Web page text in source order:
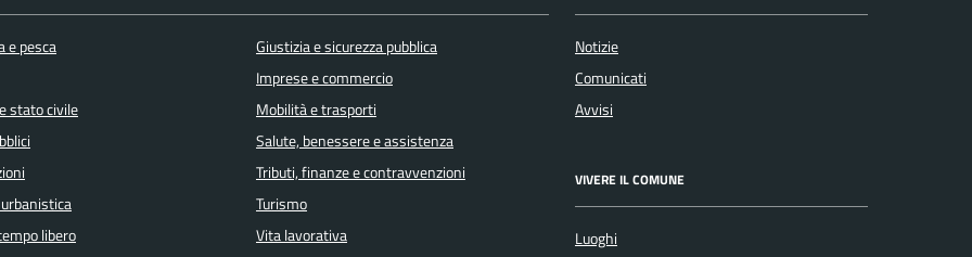
e pesca
stato civile
libero
Giustizia e sicurezza pubblica
Imprese e commercio
Mobilità e trasporti
Salute, benessere e assistenza
Tributi, finanze e contravvenzioni
Turismo
Vita lavorativa
Notizie
Comunicati
Avvisi
VIVERE IL COMUNE
Luoghi